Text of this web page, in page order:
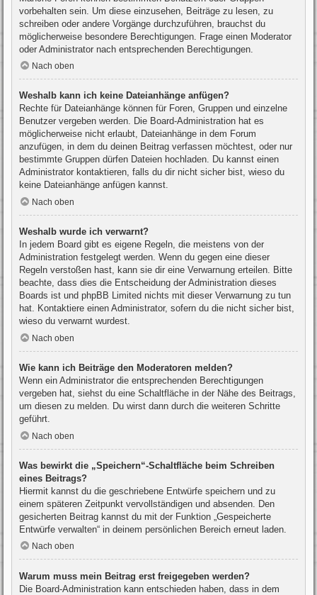
vorbehalten sein. Um diese einzusehen, Beiträge zu lesen, zu
schreiben oder andere Vorgänge durchzuführen, brauchst du
möglicherweise besondere Berechtigungen. Frage einen Moderator
oder Administrator nach entsprechenden Berechtigungen.
Nach oben
Weshalb kann ich keine Dateianhänge anfügen?
Rechte für Dateianhänge können für Foren, Gruppen und einzelne
Benutzer vergeben werden. Die Board-Administration hat es
möglicherweise nicht erlaubt, Dateianhänge in dem Forum
anzufügen, in dem du deinen Beitrag verfassen möchtest, oder nur
bestimmte Gruppen dürfen Dateien hochladen. Du kannst einen
Administrator kontaktieren, falls du dir nicht sicher bist, wieso du
keine Dateianhänge anfügen kannst.
Nach oben
Weshalb wurde ich verwarnt?
In jedem Board gibt es eigene Regeln, die meistens von der
Administration festgelegt werden. Wenn du gegen eine dieser
Regeln verstoßen hast, kann sie dir eine Verwarnung erteilen. Bitte
beachte, dass dies die Entscheidung der Administration dieses
Boards ist und phpBB Limited nichts mit dieser Verwarnung zu tun
hat. Kontaktiere einen Administrator, sofern du die nicht sicher bist,
wieso du verwarnt wurdest.
Nach oben
Wie kann ich Beiträge den Moderatoren melden?
Wenn ein Administrator die entsprechenden Berechtigungen
vergeben hat, siehst du eine Schaltfläche in der Nähe des Beitrags,
um diesen zu melden. Du wirst dann durch die weiteren Schritte
geführt.
Nach oben
Was bewirkt die „Speichern“-Schaltfläche beim Schreiben
eines Beitrags?
Hiermit kannst du die geschriebene Entwürfe speichern und zu
einem späteren Zeitpunkt vervollständigen und absenden. Den
gesicherten Beitrag kannst du mit der Funktion „Gespeicherte
Entwürfe verwalten“ in deinem persönlichen Bereich erneut laden.
Nach oben
Warum muss mein Beitrag erst freigegeben werden?
Die Board-Administration kann entschieden haben, dass in dem